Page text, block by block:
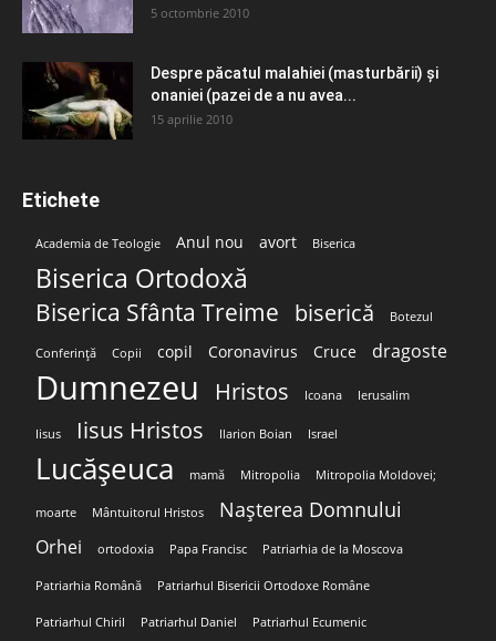
5 octombrie 2010
Despre păcatul malahiei (masturbării) şi
onaniei (pazei de a nu avea...
15 aprilie 2010
Etichete
Academia de Teologie Anul nou avort Biserica
Biserica Ortodoxă
Biserica Sfânta Treime biserică Botezul
Conferință Copii copil Coronavirus Cruce dragoste
Dumnezeu Hristos Icoana Ierusalim
Iisus Iisus Hristos Ilarion Boian Israel
Lucășeuca mamă Mitropolia Mitropolia Moldovei;
moarte Mântuitorul Hristos Nașterea Domnului
Orhei ortodoxia Papa Francisc Patriarhia de la Moscova
Patriarhia Română Patriarhul Bisericii Ortodoxe Române
Patriarhul Chiril Patriarhul Daniel Patriarhul Ecumenic